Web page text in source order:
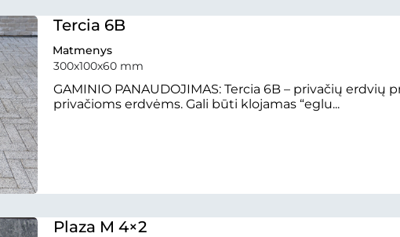
Tercia 6B
Matmenys
300x100x60 mm
GAMINIO PANAUDOJIMAS: Tercia 6B – privačių
privačioms erdvėms. Gali būti klojamas “eglu...
Plaza M 4×2